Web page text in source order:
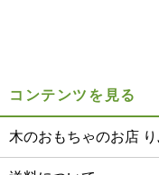
コンテンツを見る
木のおもちゃのお店